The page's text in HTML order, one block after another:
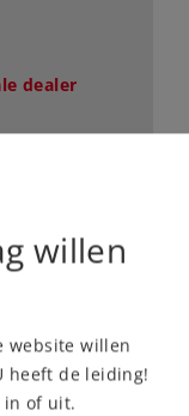
dealer
willen
website willen
heeft de leiding!
in of uit.